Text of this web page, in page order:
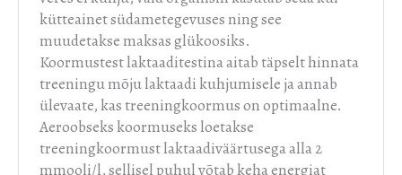
kütteainet südametegevuses ning see
muudetakse maksas glükoosiks.
Koormustest laktaaditestina aitab täpselt hinnata
treeningu mõju laktaadi kuhjumisele ja annab
ülevaate, kas treeningkoormus on optimaalne.
Aeroobseks koormuseks loetakse
treeningkoormust laktaadiväärtusega alla 2
mmooli/l, sellisel puhul võtab keha energiat